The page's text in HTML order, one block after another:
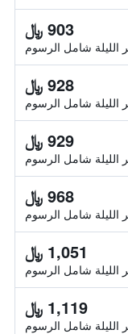
903 ﷼
الليلة شامل الرسوم
928 ﷼
الليلة شامل الرسوم
929 ﷼
الليلة شامل الرسوم
968 ﷼
الليلة شامل الرسوم
1,051 ﷼
الليلة شامل الرسوم
1,119 ﷼
الليلة شامل الرسوم